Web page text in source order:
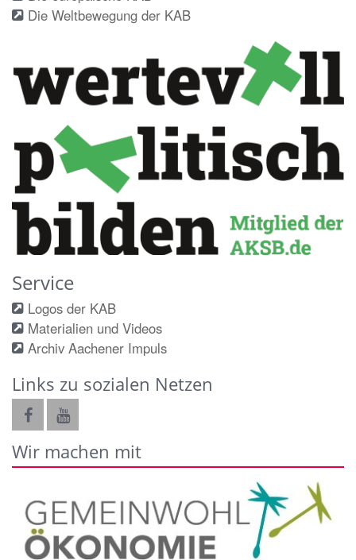
Die Weltbewegung der KAB
Service
Logos der KAB
Materialien und Videos
Archiv Aachener Impuls
Links zu sozialen Netzen
Wir machen mit